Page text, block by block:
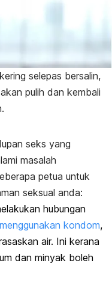
selepas bersalin,
pulih dan kembali
seks yang
masalah
petua untuk
seksual anda:
hubungan
menggunakan kondom,
air. Ini kerana
dan minyak boleh